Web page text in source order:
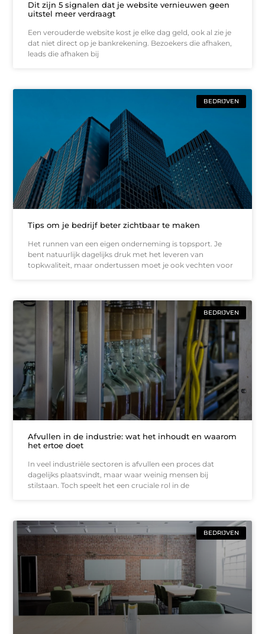
Dit zijn 5 signalen dat je website vernieuwen geen
uitstel meer verdraagt
Een verouderde website kost je elke dag geld, ook al zie je
dat niet direct op je bankrekening. Bezoekers die afhaken,
leads die afhaken bij
BEDRIJVEN
Tips om je bedrijf beter zichtbaar te maken
Het runnen van een eigen onderneming is topsport. Je
bent natuurlijk dagelijks druk met het leveren van
topkwaliteit, maar ondertussen moet je ook vechten voor
BEDRIJVEN
Afvullen in de industrie: wat het inhoudt en waarom
het ertoe doet
In veel industriële sectoren is afvullen een proces dat
dagelijks plaatsvindt, maar waar weinig mensen bij
stilstaan. Toch speelt het een cruciale rol in de
BEDRIJVEN